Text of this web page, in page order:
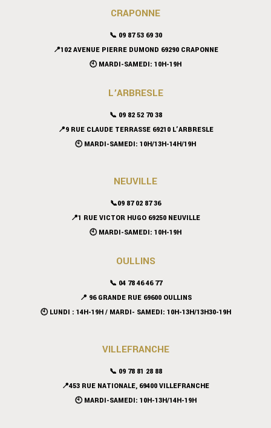
CRAPONNE
📞 09 87 53 69 30
📍102 AVENUE PIERRE DUMOND 69290 CRAPONNE
🕙 MARDI-SAMEDI: 10H-19H
L’ARBRESLE
📞 09 82 52 70 38
📍9 RUE CLAUDE TERRASSE 69210 L’ARBRESLE
🕙 MARDI-SAMEDI: 10H/13H-14H/19H
NEUVILLE
📞09 87 02 87 36
📍1 RUE VICTOR HUGO 69250 NEUVILLE
🕙 MARDI-SAMEDI: 10H-19H
OULLINS
📞 04 78 46 46 77
📍 96 GRANDE RUE 69600 OULLINS
🕙 LUNDI : 14H-19H / MARDI- SAMEDI: 10H-13H/13H30-19H
VILLEFRANCHE
📞 09 78 81 28 88
📍453 RUE NATIONALE, 69400 VILLEFRANCHE
🕙 MARDI-SAMEDI: 10H-13H/14H-19H